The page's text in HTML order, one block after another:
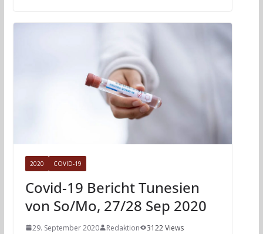
2020 COVID-19
Covid-19 Bericht Tunesien
von So/Mo, 27/28 Sep 2020
29. September 2020 Redaktion
3122 Views